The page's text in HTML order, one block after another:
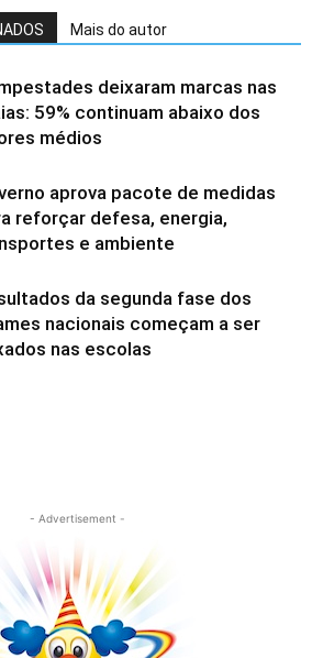
Mais do autor
deixaram marcas nas
59% continuam abaixo dos
médios
aprova pacote de medidas
reforçar defesa, energia,
e ambiente
da segunda fase dos
nacionais começam a ser
nas escolas
- Advertisement -